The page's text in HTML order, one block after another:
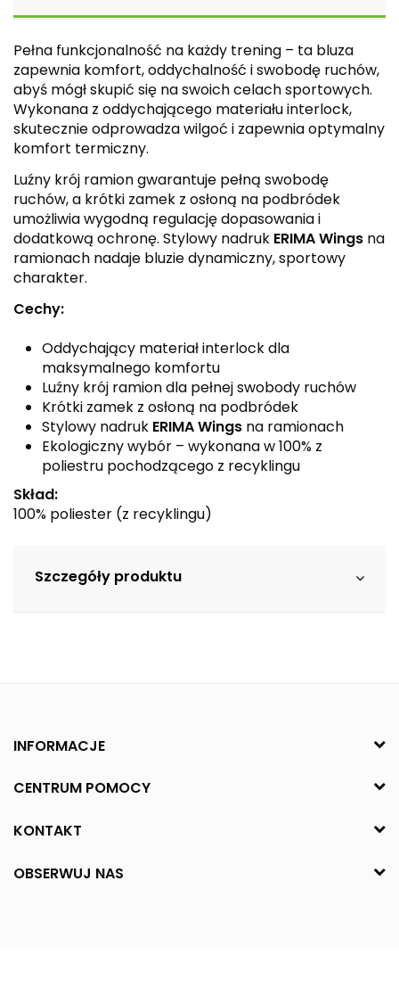
Pełna funkcjonalność na każdy trening – ta bluza
zapewnia komfort, oddychalność i swobodę ruchów,
abyś mógł skupić się na swoich celach sportowych.
Wykonana z oddychającego materiału interlock,
skutecznie odprowadza wilgoć i zapewnia optymalny
komfort termiczny.
Luźny krój ramion gwarantuje pełną swobodę
ruchów, a krótki zamek z osłoną na podbródek
umożliwia wygodną regulację dopasowania i
dodatkową ochronę. Stylowy nadruk ERIMA Wings na
ramionach nadaje bluzie dynamiczny, sportowy
charakter.
Cechy:
Oddychający materiał interlock dla
maksymalnego komfortu
Luźny krój ramion dla pełnej swobody ruchów
Krótki zamek z osłoną na podbródek
Stylowy nadruk ERIMA Wings na ramionach
Ekologiczny wybór – wykonana w 100% z
poliestru pochodzącego z recyklingu
Skład:
100% poliester (z recyklingu)
Szczegóły produktu
INFORMACJE
CENTRUM POMOCY
KONTAKT
OBSERWUJ NAS